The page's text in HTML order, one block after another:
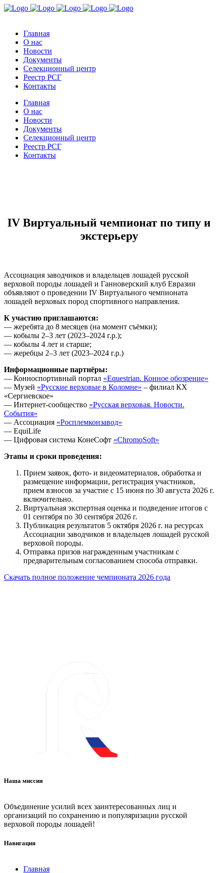
Главная
О нас
Новости
Документы
Селекционный центр
Реестр РСГ
Контакты
Главная
О нас
Новости
Документы
Селекционный центр
Реестр РСГ
Контакты
IV Виртуальный чемпионат по типу и
экстерьеру
Ассоциация заводчиков и владельцев лошадей русской
верховой породы лошадей и Ганноверский клуб Евразии
объявляют о проведении IV Виртуального чемпионата
лошадей верховых пород спортивного направления.
К участию приглашаются:
— жеребята до 8 месяцев (на момент съёмки);
— кобылы 2–3 лет (2023–2024 г.р.);
— кобылы 4 лет и старше;
— жеребцы 2–3 лет (2023–2024 г.р.)
Информационные партнёры:
— Конноспортивный портал «Equestrian. Конное обозрение»
— Музей «Русские верховые в Коломне» – филиал КХ
«Сергиевское»
— Интернет-сообщество «Русская верховая. Новости.
События»
— Ассоциация «Росплемконзавод»
— EquiLife
— Цифровая система КонеСофт «ChromoSoft»
Этапы и сроки проведения:
Прием заявок, фото- и видеоматериалов, обработка и
размещение информации, регистрация участников,
прием взносов за участие с 15 июня по 30 августа 2026 г.
включительно.
Виртуальная экспертная оценка и подведение итогов с
01 сентября по 30 сентября 2026 г.
Публикация результатов 5 октября 2026 г. на ресурсах
Ассоциации заводчиков и владельцев лошадей русской
верховой породы.
Отправка призов награжденным участникам с
предварительным согласованием способа отправки.
Скачать полное положение чемпионата 2026 года
Наша миссия
Объединение усилий всех заинтересованных лиц и
организаций по сохранению и популяризации русской
верховой породы лошадей!
Навигация
Главная